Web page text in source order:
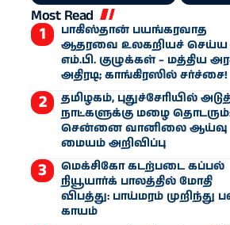
Most Read
பாகிஸ்தான் பயங்கரவாத
ஆதரவை உலகறியச் செய்ய
எம்.பி. குழுக்கள் – மத்திய
அதிரடி; காங்கிரஸில் சர்ச்சை!
தமிழகம், புதுச்சேரியில்
நாட்களுக்கு மழை
சென்னை வானிலை ஆய்வு
மையம் அறிவிப்பு
மெக்சிகோ கடற்படை கப்பல்
நியூயார்க் பாலத்தில் மோதி
விபத்து: பாய்மரம் முறிந்து
காயம்